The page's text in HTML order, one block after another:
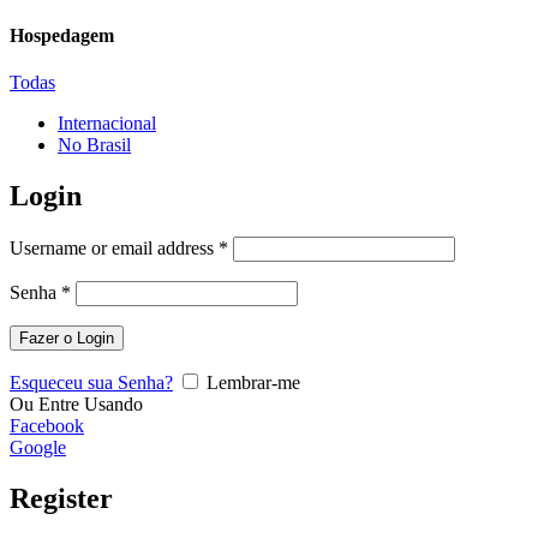
Hospedagem
Todas
Internacional
No Brasil
Login
Username or email address *
Senha *
Fazer o Login
Esqueceu sua Senha?
Lembrar-me
Ou Entre Usando
Facebook
Google
Register